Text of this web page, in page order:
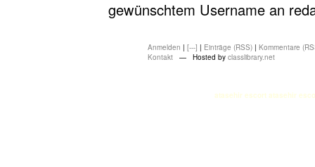
gewünschtem Username an
Anmelden | [---] | Einträge (RSS) | Kommentare
Kontakt — Hosted by classlibrary.net
atasehir escort atasehir